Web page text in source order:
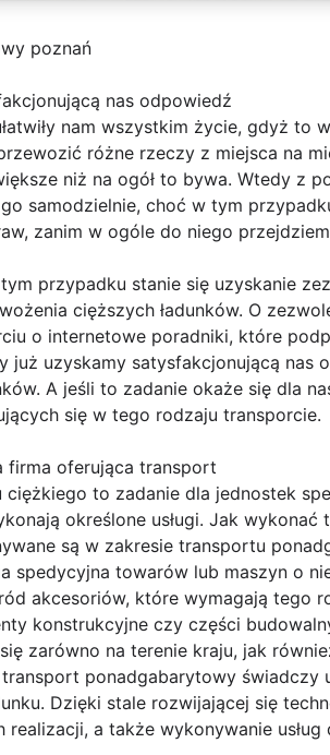
poznań
nas odpowiedź
nam wszystkim życie, gdyż to
różne rzeczy z miejsca na
niż na ogół to bywa. Wtedy z
samodzielnie, choć w tym
zanim w ogóle do niego
przypadku stanie się uzyskanie
cięższych ładunków. O
o internetowe poradniki, które
już uzyskamy satysfakcjonującą nas
A jeśli to zadanie okaże się dla
się w tego rodzaju transporcie.
firma oferująca transport
to zadanie dla jednostek
określone usługi. Jak
są w zakresie transportu
spedycyjna towarów lub maszyn o
akcesoriów, które wymagają tego
konstrukcyjne czy części
zarówno na terenie kraju, jak
ponadgabarytowy świadczy
Dzięki stale rozwijającej się
a także wykonywanie